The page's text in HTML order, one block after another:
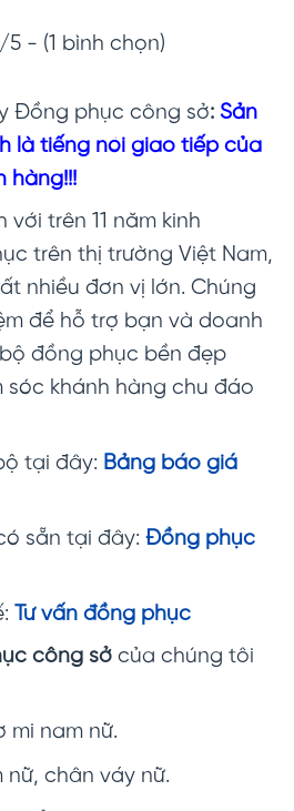
5 - (1 bình chọn)
Đồng phục công sở: Sản
là tiếng nói giao tiếp của
hàng!!!
trên 11 năm kinh
trên thị trường Việt Nam,
nhiều đơn vị lớn. Chúng
để hỗ trợ bạn và doanh
đồng phục bền đẹp
sóc khánh hàng chu đáo
tại đây: Bảng báo giá
sẵn tại đây: Đồng phục
Tư vấn đồng phục
công sở của chúng tôi
mi nam nữ.
chân váy nữ.